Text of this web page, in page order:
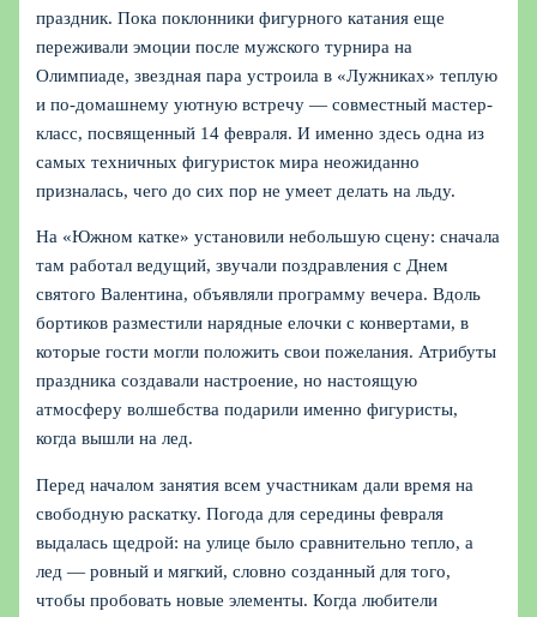
праздник. Пока поклонники фигурного катания еще
переживали эмоции после мужского турнира на
Олимпиаде, звездная пара устроила в «Лужниках» теплую
и по‑домашнему уютную встречу — совместный мастер-
класс, посвященный 14 февраля. И именно здесь одна из
самых техничных фигуристок мира неожиданно
призналась, чего до сих пор не умеет делать на льду.
На «Южном катке» установили небольшую сцену: сначала
там работал ведущий, звучали поздравления с Днем
святого Валентина, объявляли программу вечера. Вдоль
бортиков разместили нарядные елочки с конвертами, в
которые гости могли положить свои пожелания. Атрибуты
праздника создавали настроение, но настоящую
атмосферу волшебства подарили именно фигуристы,
когда вышли на лед.
Перед началом занятия всем участникам дали время на
свободную раскатку. Погода для середины февраля
выдалась щедрой: на улице было сравнительно тепло, а
лед — ровный и мягкий, словно созданный для того,
чтобы пробовать новые элементы. Когда любители